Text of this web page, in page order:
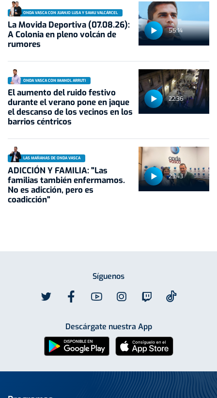
55:14
ONDA VASCA CON JUANJO LUSA Y SAMU VALCÁRCEL
La Movida Deportiva (07.08.26):
A Colonia en pleno volcán de
rumores
22:36
ONDA VASCA CON IMANOL ARRUTI
El aumento del ruido festivo
durante el verano pone en jaque
el descanso de los vecinos en los
barrios céntricos
23:43
LAS MAÑANAS DE ONDA VASCA
ADICCIÓN Y FAMILIA: "Las
familias también enfermamos.
No es adicción, pero es
coadicción"
Síguenos
Descárgate nuestra App